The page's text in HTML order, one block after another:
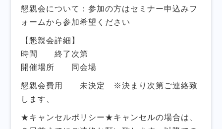
懇親会について：参加の方はセミナー申込みフ
ォームから参加希望ください
【懇親会詳細】
時間 終了次第
開催場所 同会場
懇親会費用 未決定 ※決まり次第ご連絡致
します、
★キャンセルポリシー★キャンセルの場合は、